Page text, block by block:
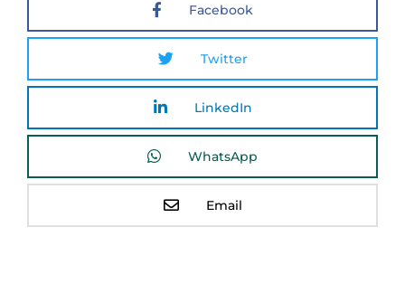
Facebook
Twitter
LinkedIn
WhatsApp
Email